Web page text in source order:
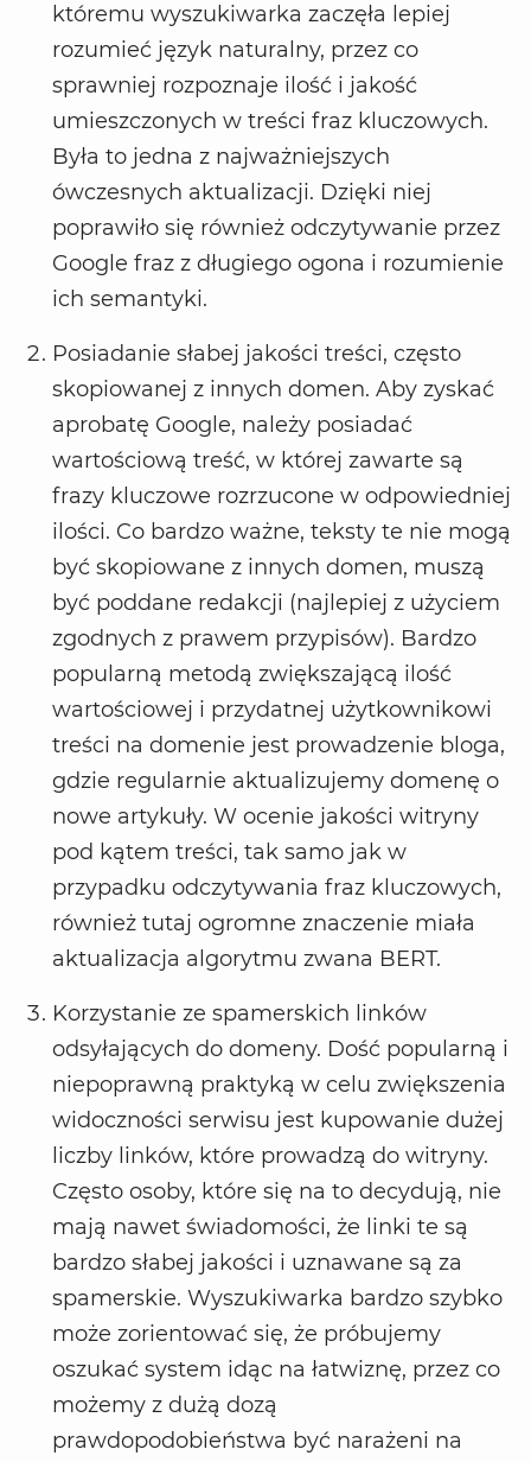
któremu wyszukiwarka zaczęła lepiej
rozumieć język naturalny, przez co
sprawniej rozpoznaje ilość i jakość
umieszczonych w treści fraz kluczowych.
Była to jedna z najważniejszych
ówczesnych aktualizacji. Dzięki niej
poprawiło się również odczytywanie przez
Google fraz z długiego ogona i rozumienie
ich semantyki.
Posiadanie słabej jakości treści, często
skopiowanej z innych domen. Aby zyskać
aprobatę Google, należy posiadać
wartościową treść, w której zawarte są
frazy kluczowe rozrzucone w odpowiedniej
ilości. Co bardzo ważne, teksty te nie mogą
być skopiowane z innych domen, muszą
być poddane redakcji (najlepiej z użyciem
zgodnych z prawem przypisów). Bardzo
popularną metodą zwiększającą ilość
wartościowej i przydatnej użytkownikowi
treści na domenie jest prowadzenie bloga,
gdzie regularnie aktualizujemy domenę o
nowe artykuły. W ocenie jakości witryny
pod kątem treści, tak samo jak w
przypadku odczytywania fraz kluczowych,
również tutaj ogromne znaczenie miała
aktualizacja algorytmu zwana BERT.
Korzystanie ze spamerskich linków
odsyłających do domeny. Dość popularną i
niepoprawną praktyką w celu zwiększenia
widoczności serwisu jest kupowanie dużej
liczby linków, które prowadzą do witryny.
Często osoby, które się na to decydują, nie
mają nawet świadomości, że linki te są
bardzo słabej jakości i uznawane są za
spamerskie. Wyszukiwarka bardzo szybko
może zorientować się, że próbujemy
oszukać system idąc na łatwiznę, przez co
możemy z dużą dozą
prawdopodobieństwa być narażeni na